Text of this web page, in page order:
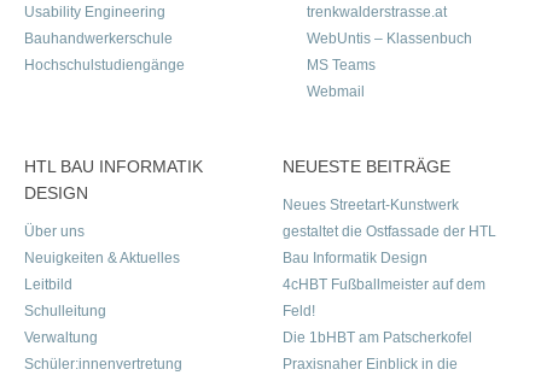
Usability Engineering
Bauhandwerkerschule
Hochschulstudiengänge
trenkwalderstrasse.at
WebUntis – Klassenbuch
MS Teams
Webmail
HTL BAU INFORMATIK
DESIGN
Über uns
Neuigkeiten & Aktuelles
Leitbild
Schulleitung
Verwaltung
Schüler:innenvertretung
NEUESTE BEITRÄGE
Neues Streetart-Kunstwerk
gestaltet die Ostfassade der HTL
Bau Informatik Design
4cHBT Fußballmeister auf dem
Feld!
Die 1bHBT am Patscherkofel
Praxisnaher Einblick in die